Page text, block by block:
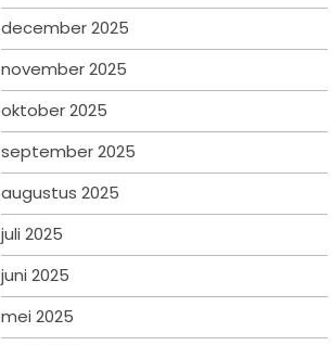
december 2025
november 2025
oktober 2025
september 2025
augustus 2025
juli 2025
juni 2025
mei 2025